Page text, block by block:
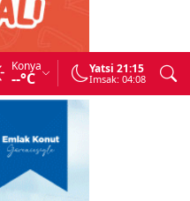
Konya
--°C
Yatsi 21:15
Imsak: 04:08